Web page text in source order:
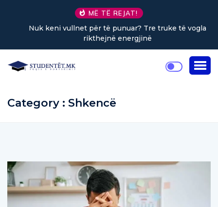
MË TË REJAT!
Nuk keni vullnet për të punuar? Tre truke të vogla
rikthejnë energjinë
Category : Shkencë